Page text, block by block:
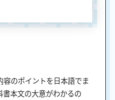
のポイントを日本語でま
書本文の大意がわかるの